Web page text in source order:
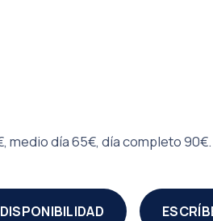
medio día 65€, día completo 90€.